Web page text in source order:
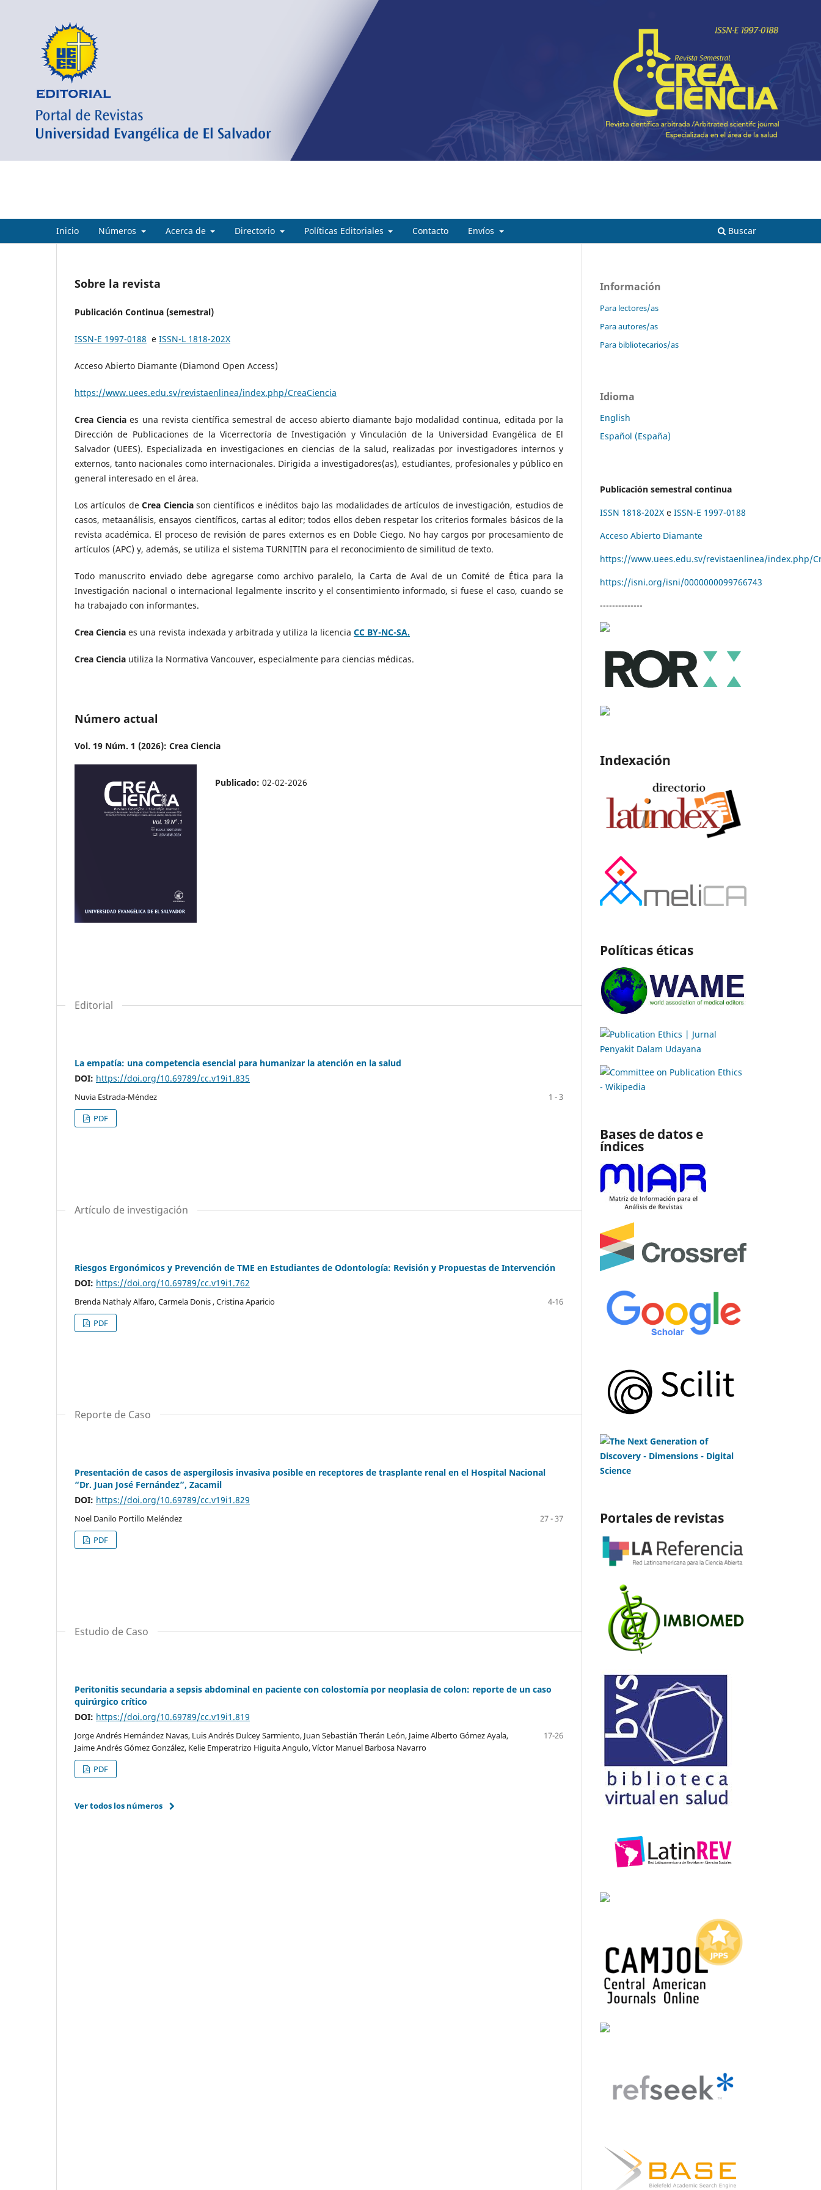
Inicio Números Acerca de Directorio Políticas Editoriales Contacto Envíos Buscar
Sobre la revista
Publicación Continua (semestral)
ISSN-E 1997-0188 e ISSN-L 1818-202X
Acceso Abierto Diamante (Diamond Open Access)
https://www.uees.edu.sv/revistaenlinea/index.php/CreaCiencia
Crea Cienciaes una revista científica semestral de acceso abierto diamante bajo modalidad continua, editada por la
Dirección de Publicaciones de la Vicerrectoría de Investigación y Vinculación de la Universidad Evangélica de El
Salvador (UEES). Especializada en investigaciones en ciencias de la salud, realizadas por investigadores internos y
externos, tanto nacionales como internacionales. Dirigida a investigadores(as), estudiantes, profesionales y público en
general interesado en el área.
Los artículos deCrea Cienciason científicos e inéditos bajo las modalidades de artículos de investigación, estudios de
casos, metaanálisis, ensayos científicos, cartas al editor; todos ellos deben respetar los criterios formales básicos de la
revista académica. El proceso de revisión de pares externos es en Doble Ciego. No hay cargos por procesamiento de
artículos (APC) y, además, se utiliza el sistema TURNITIN para el reconocimiento de similitud de texto.
Todo manuscrito enviado debe agregarse como archivo paralelo, la Carta de Aval de un Comité de Ética para la
Investigación nacional o internacional legalmente inscrito y el consentimiento informado, si fuese el caso, cuando se
ha trabajado con informantes.
Crea Ciencia es una revista indexada y arbitrada y utiliza la licencia CC BY-NC-SA.
Crea Ciencia utiliza la Normativa Vancouver, especialmente para ciencias médicas.
Número actual
Vol. 19 Núm. 1 (2026): Crea Ciencia
Publicado: 02-02-2026
Editorial
La empatía: una competencia esencial para humanizar la atención en la salud
DOI: https://doi.org/10.69789/cc.v19i1.835
Nuvia Estrada-Méndez
1 - 3
PDF
Artículo de investigación
Riesgos Ergonómicos y Prevención de TME en Estudiantes de Odontología: Revisión y Propuestas de Intervención
DOI: https://doi.org/10.69789/cc.v19i1.762
Brenda Nathaly Alfaro, Carmela Donis , Cristina Aparicio
4-16
PDF
Reporte de Caso
Presentación de casos de aspergilosis invasiva posible en receptores de trasplante renal en el Hospital Nacional
“Dr. Juan José Fernández”, Zacamil
DOI: https://doi.org/10.69789/cc.v19i1.829
Noel Danilo Portillo Meléndez
27 - 37
PDF
Estudio de Caso
Peritonitis secundaria a sepsis abdominal en paciente con colostomía por neoplasia de colon: reporte de un caso
quirúrgico crítico
DOI: https://doi.org/10.69789/cc.v19i1.819
Jorge Andrés Hernández Navas, Luis Andrés Dulcey Sarmiento, Juan Sebastián Therán León, Jaime Alberto Gómez Ayala,
Jaime Andrés Gómez González, Kelie Emperatrizo Higuita Angulo, Víctor Manuel Barbosa Navarro
17-26
PDF
Ver todos los números
Información
Para lectores/as
Para autores/as
Para bibliotecarios/as
Idioma
English
Español (España)
Publicación semestral continua
ISSN 1818-202X e ISSN-E 1997-0188
Acceso Abierto Diamante
https://www.uees.edu.sv/revistaenlinea/index.php/
https://isni.org/isni/0000000099766743
--------------
Indexación
Políticas éticas
Bases de datos e
índices
Portales de revistas